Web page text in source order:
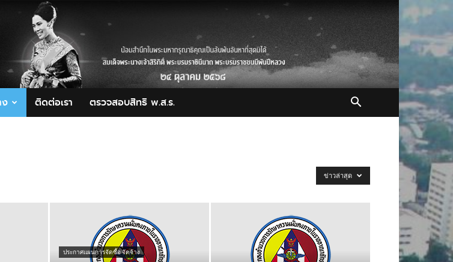
ติดต่อเรา ตรวจสอบสิทธิ พ.ส.ร.
ข่าวล่าสุด
ประกาศแผนการจัดซื้อ จัดจ้าง